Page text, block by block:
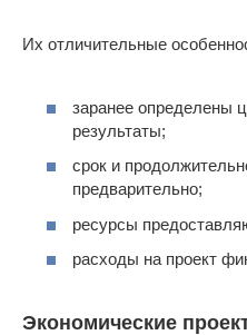
Их отличительные
заранее определены
результаты;
срок и
предварительно;
ресурсы
расходы на проект
Экономические